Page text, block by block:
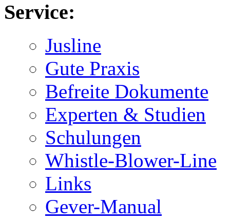
Service:
Jusline
Gute Praxis
Befreite Dokumente
Experten & Studien
Schulungen
Whistle-Blower-Line
Links
Gever-Manual